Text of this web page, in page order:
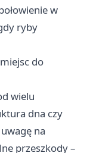
w
ryby
do
wielu
dna czy
na
przeszkody –